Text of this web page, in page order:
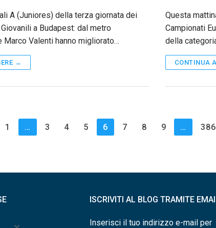
A (Juniores) della terza giornata dei
a Budapest: dal metro
Marco Valenti hanno migliorato…
→
Questa
Campionati
della
CONTINUA
1 … 3 4 5 6 7 8 9 … 386
ISCRIVITI AL BLOG TRAMITE
Inserisci il tuo indirizzo e-mail per